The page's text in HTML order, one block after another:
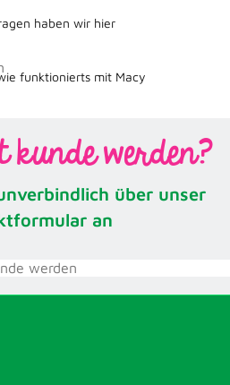
haben wir hier
kunde werden?
über unser
an
werden